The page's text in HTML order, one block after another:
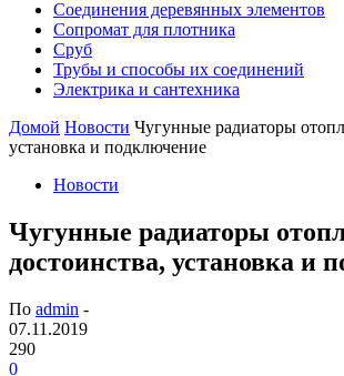
Соединения деревянных элементов
Сопромат для плотника
Сруб
Трубы и способы их соединений
Электрика и сантехника
Домой Новости Чугунные радиаторы
установка и подключение
Новости
Чугунные радиаторы
достоинства, установка и
По admin -
07.11.2019
290
0